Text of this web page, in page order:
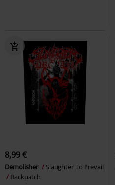
8,99 €
Demolisher
Slaughter To Prevail
Backpatch